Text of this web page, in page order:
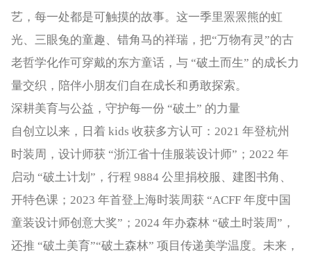
艺，每一处都是可触摸的故事。这一季里罴罴熊的虹
光、三眼兔的童趣、错角马的祥瑞，把“万物有灵”的古
老哲学化作可穿戴的东方童话，与 “破土而生” 的成长力
量交织，陪伴小朋友们自在成长和勇敢探索。
深耕美育与公益，守护每一份 “破土” 的力量
自创立以来，日着 kids 收获多方认可：2021 年登杭州
时装周，设计师获 “浙江省十佳服装设计师”；2022 年
启动 “破土计划”，行程 9884 公里捐校服、建图书角、
开特色课；2023 年首登上海时装周获 “ACFF 年度中国
童装设计师创意大奖”；2024 年办森林 “破土时装周”，
还推 “破土美育”“破土森林” 项目传递美学温度。未来，